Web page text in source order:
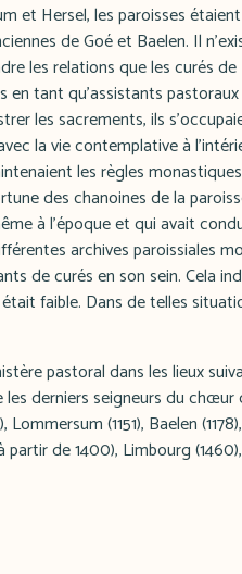
et Hersel, les paroisses
de Goé et Baelen. Il
les relations que les curés
en tant qu'assistants
les sacrements, ils
la vie contemplative à
les règles
des chanoines de la
à l'époque et qui avait
archives paroissiales
de curés en son sein. Cela
faible. Dans de telles
pastoral dans les lieux
derniers seigneurs du
(1151), Baelen
de 1400), Limbourg